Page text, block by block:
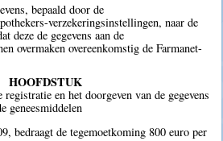
bepaald door de
verzekeringsinstellingen, naar de
deze de gegevens aan de
overmaken overeenkomstig de Farmanet-
HOOFDSTUK
en het doorgeven van de gegevens
geneesmiddelen
bedraagt de tegemoetkoming 800 euro per